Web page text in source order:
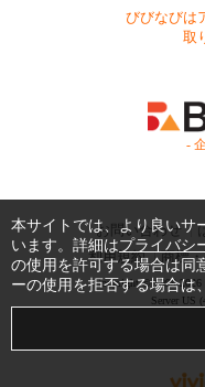
びびなびは
取
-
お問い合わせ
利用規約
商標
Copyright © 1999-2026
Server US
本サイトでは、より良いサ
います。詳細はプライバシ
の使用を許可する場合は同
ーの使用を拒否する場合は